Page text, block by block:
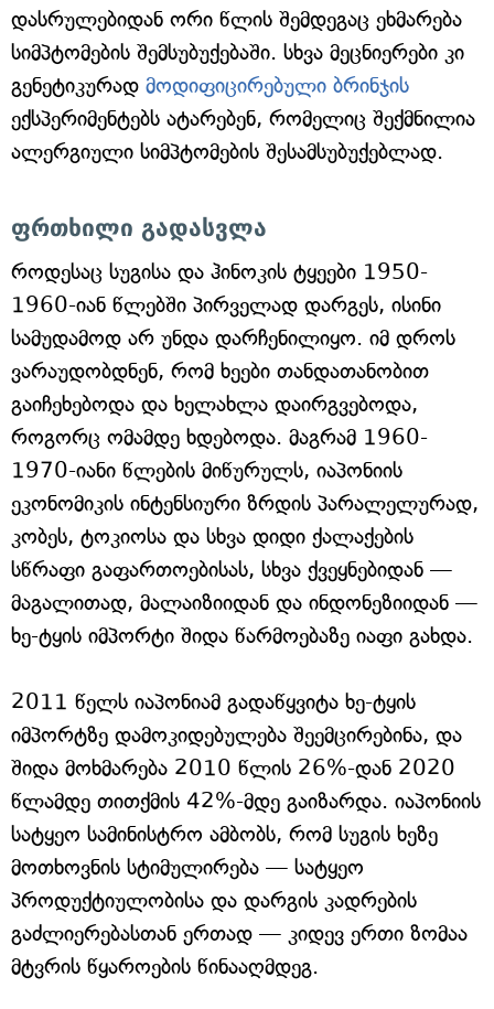
დასრულებიდან ორი წლის შემდეგაც ეხმარება
სიმპტომების შემსუბუქებაში. სხვა მეცნიერები კი
გენეტიკურად მოდიფიცირებული ბრინჯის
ექსპერიმენტებს ატარებენ, რომელიც შექმნილია
ალერგიული სიმპტომების შესამსუბუქებლად.
ფრთხილი გადასვლა
როდესაც სუგისა და ჰინოკის ტყეები 1950-
1960-იან წლებში პირველად დარგეს, ისინი
სამუდამოდ არ უნდა დარჩენილიყო. იმ დროს
ვარაუდობდნენ, რომ ხეები თანდათანობით
გაიჩეხებოდა და ხელახლა დაირგვებოდა,
როგორც ომამდე ხდებოდა. მაგრამ 1960-
1970-იანი წლების მიწურულს, იაპონიის
ეკონომიკის ინტენსიური ზრდის პარალელურად,
კობეს, ტოკიოსა და სხვა დიდი ქალაქების
სწრაფი გაფართოებისას, სხვა ქვეყნებიდან —
მაგალითად, მალაიზიიდან და ინდონეზიიდან —
ხე-ტყის იმპორტი შიდა წარმოებაზე იაფი გახდა.
2011 წელს იაპონიამ გადაწყვიტა ხე-ტყის
იმპორტზე დამოკიდებულება შეემცირებინა, და
შიდა მოხმარება 2010 წლის 26%-დან 2020
წლამდე თითქმის 42%-მდე გაიზარდა. იაპონიის
სატყეო სამინისტრო ამბობს, რომ სუგის ხეზე
მოთხოვნის სტიმულირება — სატყეო
პროდუქტიულობისა და დარგის კადრების
გაძლიერებასთან ერთად — კიდევ ერთი ზომაა
მტვრის წყაროების წინააღმდეგ.